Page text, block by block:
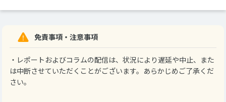
免責事項・注意事項
・レポートおよびコラムの配信は、状況により遅延や中止、また
は中断させていただくことがございます。あらかじめご了承くだ
さい。